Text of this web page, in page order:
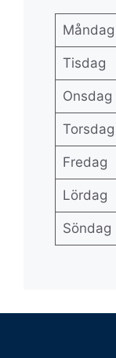
Måndag
Tisdag
Onsdag
Torsdag
Fredag
Lördag
Söndag